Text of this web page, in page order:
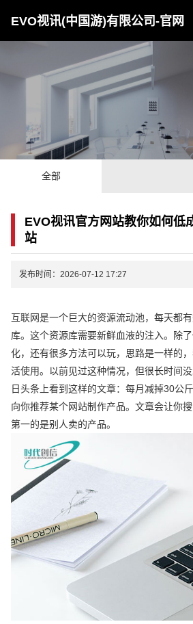
EVO视讯(中国游)有限公司-官网
全部
EVO视讯官方网站教你如何低
站
发布时间：2026-07-12 17:27
互联网是一个巨大的资源流动池，每天都
库。这个资源库需要新鲜血液的注入。除
化，还有很多方法可以玩，思路是一样的
活使用。以前见过这种情况，但很长时间
日头条上看到这样的文章：每月减掉30公
向你推荐某个网站制作产品。文章会让你
第一的是别人卖的产品。